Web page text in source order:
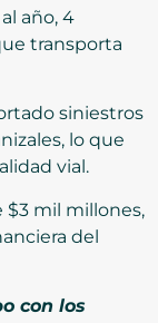
año, 4
transporta
siniestros
lo que
vial.
mil millones,
del
con los